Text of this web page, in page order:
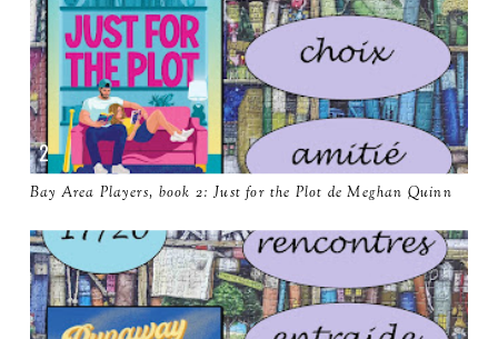
Bay Area Players, book 2: Just for the Plot de Meghan Quinn